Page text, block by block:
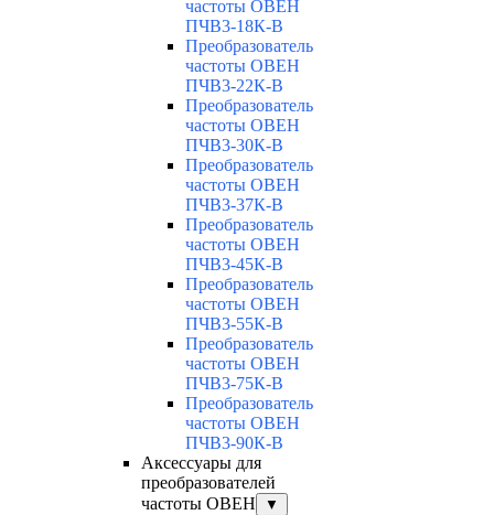
частоты ОВЕН
ПЧВ3-18К-В
Преобразователь
частоты ОВЕН
ПЧВ3-22К-В
Преобразователь
частоты ОВЕН
ПЧВ3-30К-В
Преобразователь
частоты ОВЕН
ПЧВ3-37К-В
Преобразователь
частоты ОВЕН
ПЧВ3-45К-В
Преобразователь
частоты ОВЕН
ПЧВ3-55К-В
Преобразователь
частоты ОВЕН
ПЧВ3-75К-В
Преобразователь
частоты ОВЕН
ПЧВ3-90К-В
Аксессуары для
преобразователей
частоты ОВЕН
▼